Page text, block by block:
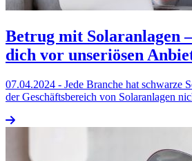
Betrug mit Solaranlagen
dich vor unseriösen
07.04.2024 - Jede Branche hat schwarze
der Geschäftsbereich von Solaranlagen